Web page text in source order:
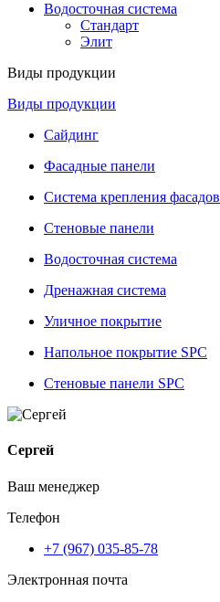
Водосточная система
Стандарт
Элит
Виды продукции
Виды продукции
Сайдинг
Фасадные панели
Система крепления фасадов
Стеновые панели
Водосточная система
Дренажная система
Уличное покрытие
Напольное покрытие SPC
Стеновые панели SPC
Сергей
Ваш менеджер
Телефон
+7 (967) 035-85-78
Электронная почта